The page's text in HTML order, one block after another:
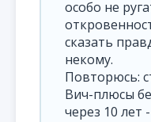
особо не
сказать
некому.
Повторюсь:
Вич-плюсы
через 10 лет